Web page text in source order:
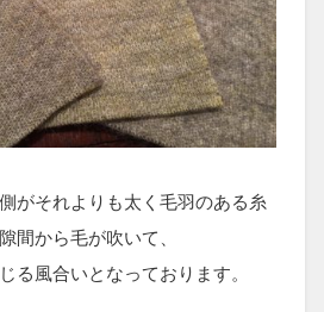
がそれよりも太く毛羽のある糸
間から毛が吹いて、
る風合いとなっております。